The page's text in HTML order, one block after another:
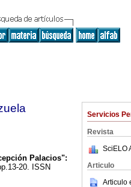
Servicios
Revista
SciELO
Articulo
Articulo
Palacios":
20. ISSN